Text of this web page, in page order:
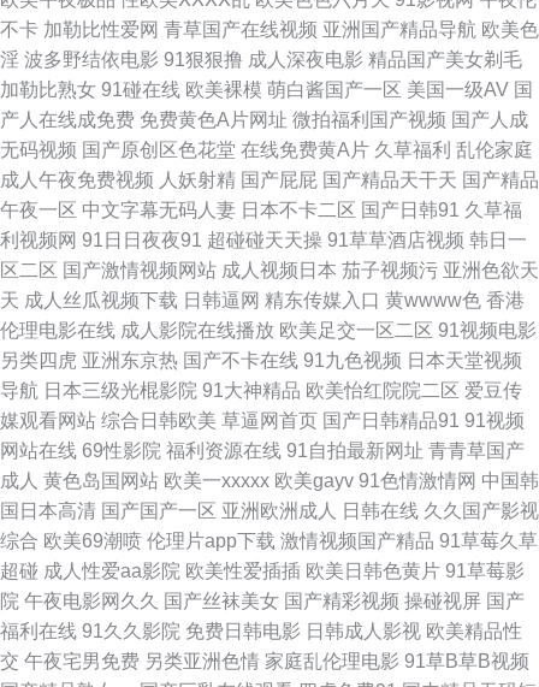
一二区 影音先锋AV最新电影 阿v视频在线 涩五月婷婷 91视频国产在线 麻豆
福利视频 91福利社视频国产精品 男人天堂青青草 欧美喷水在线 一区靖品 蜜
桃视频在线播放 肏屄福利 宅福利蜜桃社无圣光网 新在线vt天堂 亚洲天堂AV
网狠狠操 91社区成人在线 色五月视 国产精品96久久 老司机AV福利网站 色
婷婷色播播色婷婷 国产黄精品视频 激情文学怡春院 超碰69资源 伊人99久久
八挂海 91大片网页入口 91看黄淫大片 91免费观看网站入口 韩日亚洲精品视
频在线 91蝌蚪论坛老婆 欧美一级一级一级 91纯黄小视频姐弟 久草韩日
WWW 92影院 91淫片 色情仓库 国产93视频 激情图区亚洲欧美日韩 精品久
久COM 色成人亚洲婷婷亚洲 国产ts在线视频 综合性爱网 91试看一分钟视频
99人与兽 成人网站 国产精品久久人 久久精品导航 欧美91 日韩三级专区 五
月婷婷久草在线视频 91福利在线导航视频 91深夜视频 91午夜福利 第一福利
不卡 加勒比性爱网 青草国产在线视频 亚洲国产精品导航 欧美色
淫 波多野结依电影 91狠狠撸 成人深夜电影 精品国产美女剃毛
加勒比熟女 91碰在线 欧美裸模 萌白酱国产一区 美国一级AV 国
产人在线成免费 免费黄色A片网址 微拍福利国产视频 国产人成
无码视频 国产原创区色花堂 在线免费黄A片 久草福利 乱伦家庭
成人午夜免费视频 人妖射精 国产屁屁 国产精品天干天 国产精品
午夜一区 中文字幕无码人妻 日本不卡二区 国产日韩91 久草福
利视频网 91日日夜夜91 超碰碰天天操 91草草酒店视频 韩日一
区二区 国产激情视频网站 成人视频日本 茄子视频污 亚洲色欲天
天 成人丝瓜视频下载 日韩逼网 精东传媒入口 黄wwww色 香港
伦理电影在线 成人影院在线播放 欧美足交一区二区 91视频电影
另类四虎 亚洲东京热 国产不卡在线 91九色视频 日本天堂视频
导航 日本三级光棍影院 91大神精品 欧美怡红院院二区 爱豆传
媒观看网站 综合日韩欧美 草逼网首页 国产日韩精品91 91视频
网站在线 69性影院 福利资源在线 91自拍最新网址 青青草国产
成人 黄色岛国网站 欧美一xxxxx 欧美gayv 91色情激情网 中国韩
国日本高清 国产国产一区 亚洲欧洲成人 日韩在线 久久国产影视
综合 欧美69潮喷 伦理片app下载 激情视频国产精品 91草莓久草
超碰 成人性爱aa影院 欧美性爱插插 欧美日韩色黄片 91草莓影
院 午夜电影网久久 国产丝袜美女 国产精彩视频 操碰视屏 国产
福利在线 91久久影院 免费日韩电影 日韩成人影视 欧美精品性
交 午夜宅男免费 另类亚洲色情 家庭乱伦理电影 91草B草B视频